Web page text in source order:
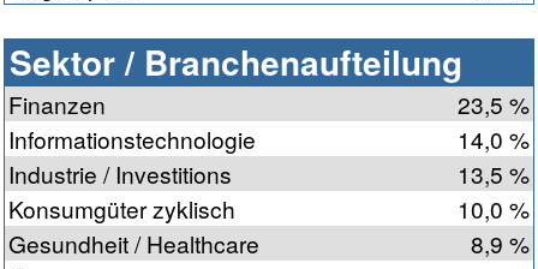
Sektor / Branchenaufteilung
Finanzen
23,5 %
Informationstechnologie
14,0 %
Industrie / Investitions
13,5 %
Konsumgüter zyklisch
10,0 %
Gesundheit / Healthcare
8,9 %